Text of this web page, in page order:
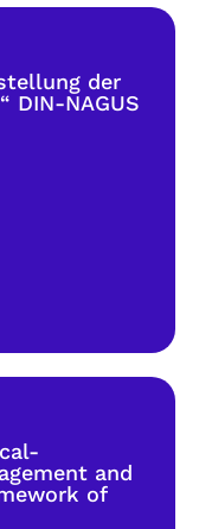
der
DIN-NAGUS
and
of